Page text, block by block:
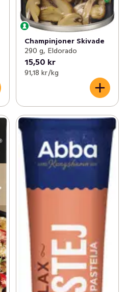
Champinjoner Skivade
290 g, Eldorado
15,50 kr
91,18 kr /kg